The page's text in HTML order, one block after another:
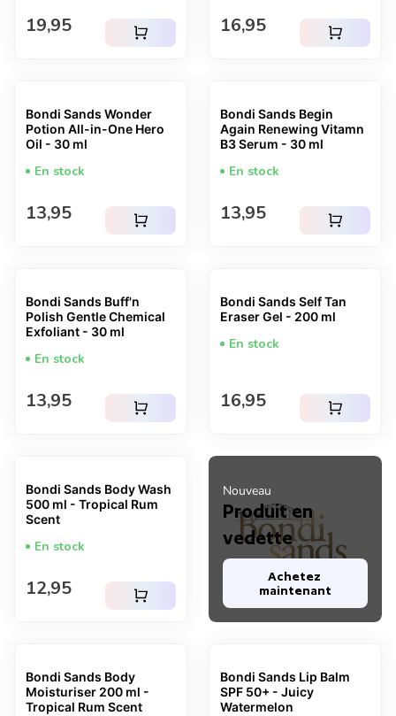
Nouveau
Produit en
vedette
Achetez
maintenant
Prix normal
19,95 shopping_cart Prix normal
16,95 shopping_cart
Bondi Sands Wonder
Potion All-in-One Hero
Oil - 30 ml
En stock
Prix normal
13,95 shopping_cart
Bondi Sands Begin
Again Renewing Vitamn
B3 Serum - 30 ml
En stock
Prix normal
13,95 shopping_cart
Bondi Sands Buff'n
Polish Gentle Chemical
Exfoliant - 30 ml
En stock
Prix normal
13,95 shopping_cart
Bondi Sands Self Tan
Eraser Gel - 200 ml
En stock
Prix normal
16,95 shopping_cart
Bondi Sands Body Wash
500 ml - Tropical Rum
Scent
En stock
Prix normal
12,95 shopping_cart
Bondi Sands Body
Moisturiser 200 ml -
Tropical Rum Scent
Bondi Sands Lip Balm
SPF 50+ - Juicy
Watermelon